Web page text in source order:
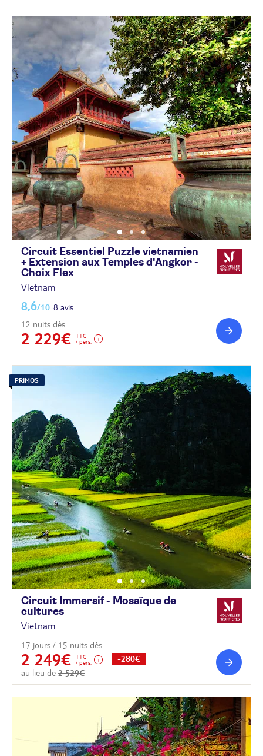
Circuit Essentiel Puzzle vietnamien
+ Extension aux Temples d'Angkor -
Choix Flex
Vietnam
8,6/10 8 avis
12 nuits dès
2 229€
TTC
/ pers.
PRIMOS
Circuit Immersif - Mosaïque de
cultures
Vietnam
17 jours / 15 nuits dès
2 249€
TTC
/ pers.
au lieu de 2 529€
-280€